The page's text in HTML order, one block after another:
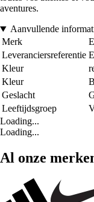
aventures.
Aanvullende
Merk
Leveranciersreferentie
Kleur
Kleur
Geslacht
Leeftijdsgroep
Loading...
Loading...
Al onze